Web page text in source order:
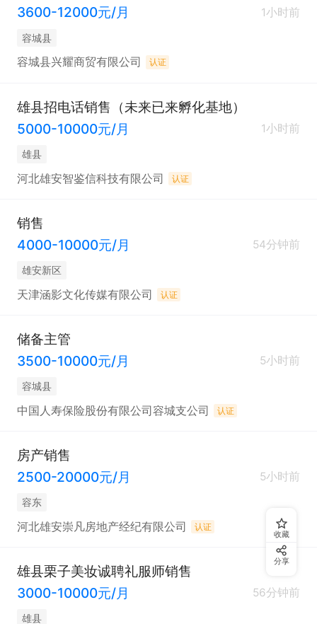
3600-12000元/月
1小时前
容城县
容城县兴耀商贸有限公司 认证
雄县招电话销售（未来已来孵化基地）
5000-10000元/月
1小时前
雄县
河北雄安智鉴信科技有限公司 认证
销售
4000-10000元/月
54分钟前
雄安新区
天津涵影文化传媒有限公司 认证
储备主管
3500-10000元/月
5小时前
容城县
中国人寿保险股份有限公司容城支公司 认证
房产销售
2500-20000元/月
5小时前
容东
河北雄安崇凡房地产经纪有限公司 认证
雄县栗子美妆诚聘礼服师销售
3000-10000元/月
56分钟前
雄县
收藏
分享